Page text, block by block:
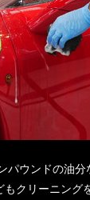
ウンドの油分
クリーニング